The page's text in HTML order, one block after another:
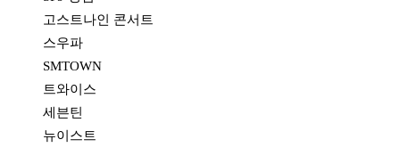
고스트나인 콘서트
스우파
SMTOWN
트와이스
세븐틴
뉴이스트